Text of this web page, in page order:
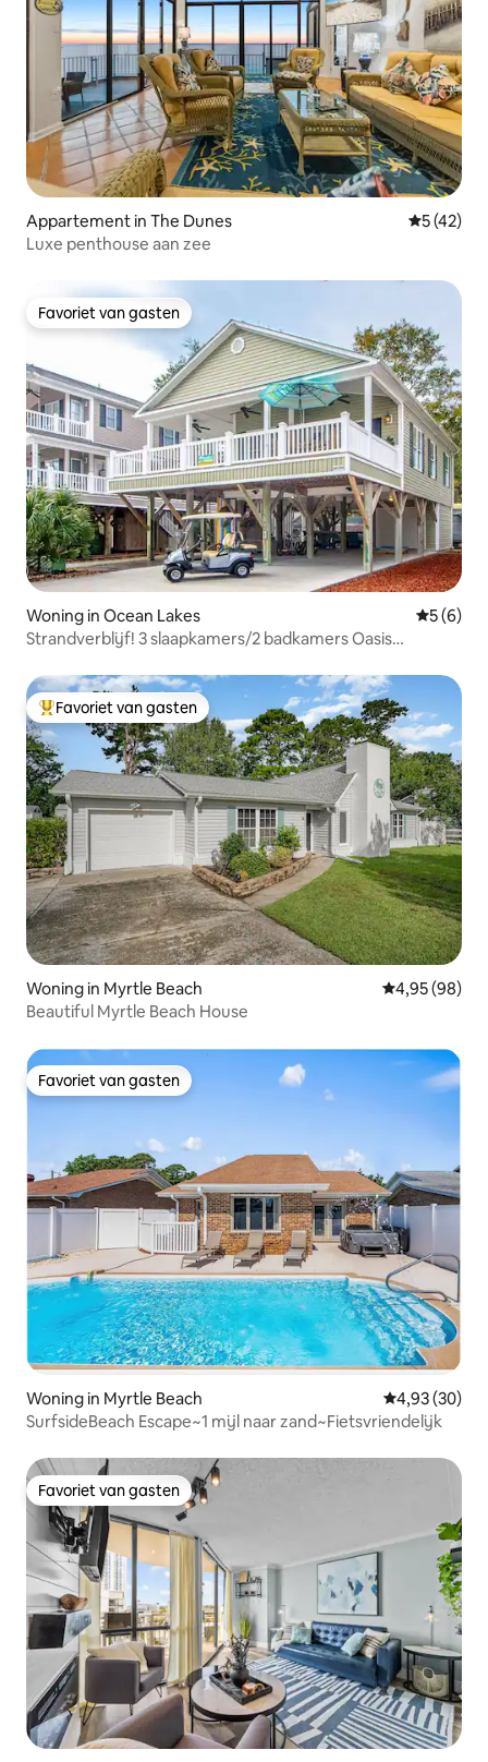
Appartement in The Dunes
5 (42)
Luxe penthouse aan zee
Favoriet van gasten
Favoriet van gasten
Woning in Ocean Lakes
5 (6)
Strandverblijf! 3 slaapkamers/2 badkamers Oasis
Topfavoriet van gasten
Favoriet van gasten
Woning in Myrtle Beach Gemiddelde
4,95 (98)
Beautiful Myrtle Beach House
Favoriet van gasten
Favoriet van gasten
Woning in Myrtle Beach Gemiddelde
4,93 (30)
SurfsideBeach Escape~1 mijl naar zand~Fietsvriendelijk
Favoriet van gasten
Favoriet van gasten